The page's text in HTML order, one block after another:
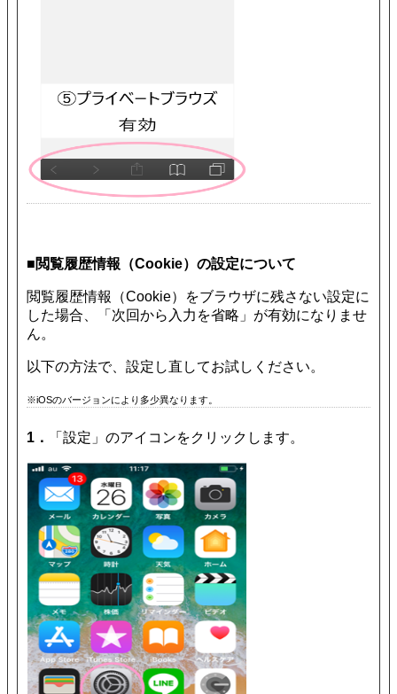
■閲覧履歴情報（Cookie）の設定について
閲覧履歴情報（Cookie）をブラウザに残さない設定に
した場合、「次回から入力を省略」が有効になりませ
ん。
以下の方法で、設定し直してお試しください。
※iOSのバージョンにより多少異なります。
1． 「設定」のアイコンをクリックします。